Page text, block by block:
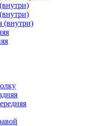
(внутри)